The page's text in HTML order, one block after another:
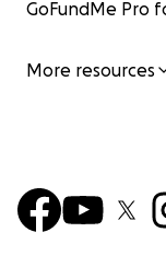
GoFundMe Pro
More resources